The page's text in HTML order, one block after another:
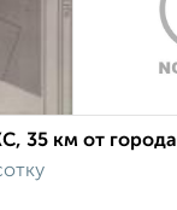
35 км от города